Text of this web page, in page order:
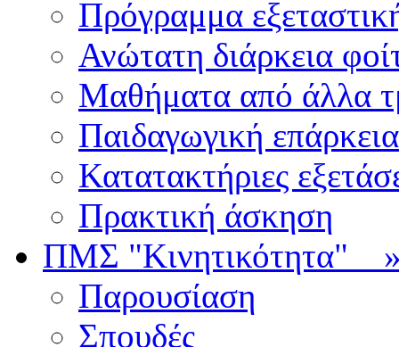
Πρόγραμμα
Ανώτατη διάρκεια
Μαθήματα από άλλα
Παιδαγωγική επάρκεια
Κατατακτήριες
Πρακτική άσκηση
ΠΜΣ "Κινητικότητα"
Παρουσίαση
Σπουδές